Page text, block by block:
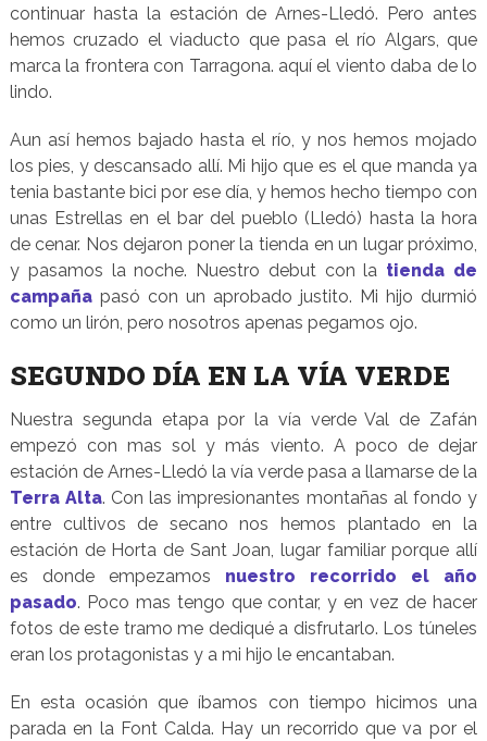
continuar hasta la estación de Arnes-Lledó. Pero antes
hemos cruzado el viaducto que pasa el río Algars, que
marca la frontera con Tarragona. aquí el viento daba de lo
lindo.
Aun así hemos bajado hasta el río, y nos hemos mojado
los pies, y descansado allí. Mi hijo que es el que manda ya
tenia bastante bici por ese día, y hemos hecho tiempo con
unas Estrellas en el bar del pueblo (Lledó) hasta la hora
de cenar. Nos dejaron poner la tienda en un lugar próximo,
y pasamos la noche. Nuestro debut con la tienda de
campañapasó con un aprobado justito. Mi hijo durmió
como un lirón, pero nosotros apenas pegamos ojo.
SEGUNDO DÍA EN LA VÍA VERDE
Nuestra segunda etapa por la vía verde Val de Zafán
empezó con mas sol y más viento. A poco de dejar
estación de Arnes-Lledó la vía verde pasa a llamarse de la
Terra Alta. Con las impresionantes montañas al fondo y
entre cultivos de secano nos hemos plantado en la
estación de Horta de Sant Joan, lugar familiar porque allí
es donde empezamos nuestro recorrido el año
pasado. Poco mas tengo que contar, y en vez de hacer
fotos de este tramo me dediqué a disfrutarlo. Los túneles
eran los protagonistas y a mi hijo le encantaban.
En esta ocasión que íbamos con tiempo hicimos una
parada en la Font Calda. Hay un recorrido que va por el